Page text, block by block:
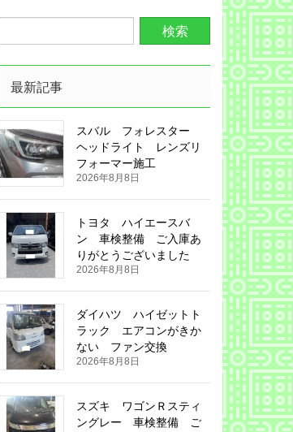
最新記事
スバル フォレスター
ヘッドライト レンズリ
フォーマー施工
2026年8月8日
トヨタ ハイエースバ
ン 車検整備 ご入庫あ
りがとうございました
2026年8月8日
ダイハツ ハイゼットト
ラック エアコンがきか
ない ファン交換
2026年8月8日
スズキ ワゴンＲスティ
ングレー 車検整備 ご